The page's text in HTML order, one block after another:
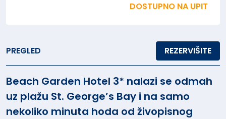
DOSTUPNO NA UPIT
PREGLED REZERVIŠITE
Beach Garden Hotel 3* nalazi se odmah
uz plažu St. George’s Bay i na samo
nekoliko minuta hoda od živopisnog